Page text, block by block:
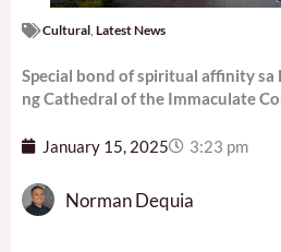
Cultural Latest News
Special bond of spiritual affinity sa
ng Cathedral of the Immaculate
January 15, 2025 3:23 pm
Norman Dequia